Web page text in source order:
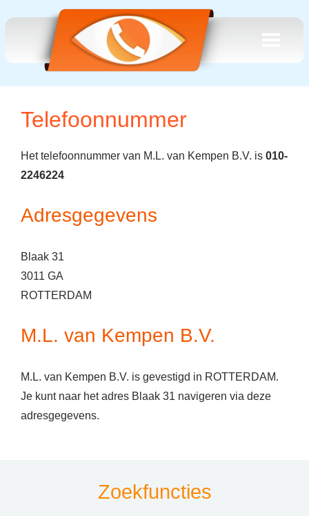
Telefoonnummer
Het telefoonnummer van M.L. van Kempen B.V. is 010-
2246224
Adresgegevens
Blaak 31
3011 GA
ROTTERDAM
M.L. van Kempen B.V.
M.L. van Kempen B.V. is gevestigd in ROTTERDAM.
Je kunt naar het adres Blaak 31 navigeren via deze
adresgegevens.
Zoekfuncties